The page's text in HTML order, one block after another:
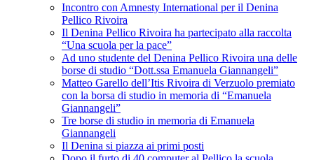
Incontro con Amnesty International per il Denina
Pellico Rivoira
Il Denina Pellico Rivoira ha partecipato alla raccolta
“Una scuola per la pace”
Ad uno studente del Denina Pellico Rivoira una delle
borse di studio “Dott.ssa Emanuela Giannangeli”
Matteo Garello dell’Itis Rivoira di Verzuolo premiato
con la borsa di studio in memoria di “Emanuela
Giannangeli”
Tre borse di studio in memoria di Emanuela
Giannangeli
Il Denina si piazza ai primi posti